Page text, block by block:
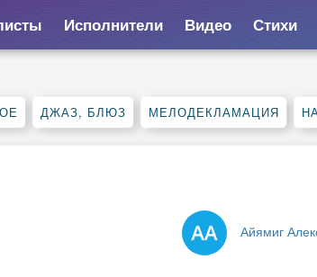
Исполнители Видео Стихи
ДЖАЗ, БЛЮЗ МЕЛОДЕКЛАМАЦИЯ
Айямиг